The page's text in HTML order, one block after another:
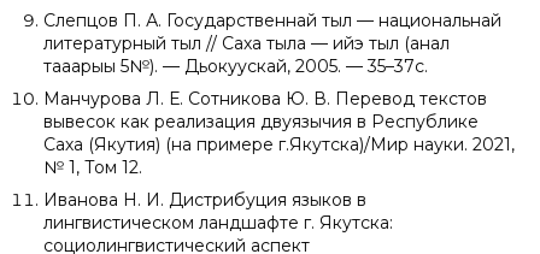
Слепцов П. А. Государственнай тыл — национальнай
литературный тыл // Саха тыла — ийэ тыл (анал
таһаарыы 5№). — Дьокуускай, 2005. — 35–37с.
Манчурова Л. Е. Сотникова Ю. В. Перевод текстов
вывесок как реализация двуязычия в Республике
Саха (Якутия) (на примере г.Якутска)/Мир науки. 2021,
№ 1, Том 12.
Иванова Н. И. Дистрибуция языков в
лингвистическом ландшафте г. Якутска:
социолингвистический аспект